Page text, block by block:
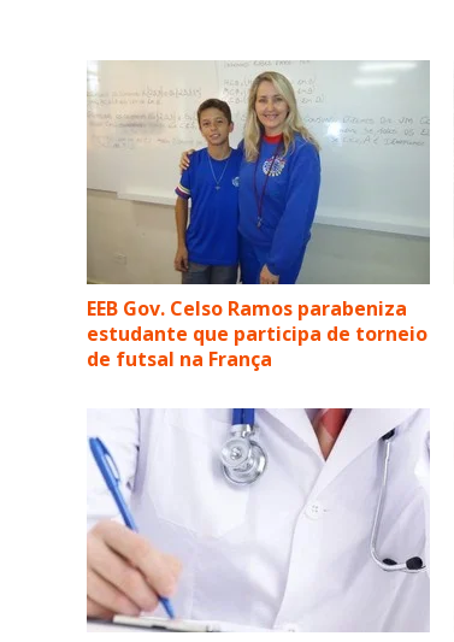
EEB Gov. Celso Ramos parabeniza
estudante que participa de torneio
de futsal na França